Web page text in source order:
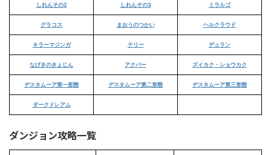
しれんその2 しれんその3 ミラルゴ
グラコス まおうのつかい ヘルクラウド
キラーマジンガ テリー デュラン
なげきのきょじん アクバー ズイカク・ショウカク
デスタムーア第一形態 デスタムーア第二形態 デスタムーア第三形態
ダークドレアム
ダンジョン攻略一覧